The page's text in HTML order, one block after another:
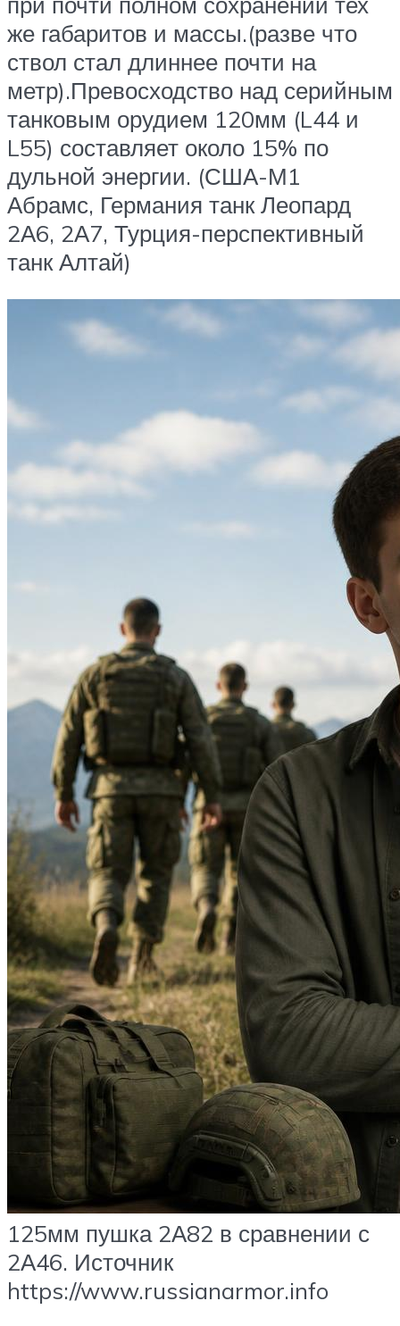
же габаритов и массы.(разве что
ствол стал длиннее почти на
метр).Превосходство над серийным
танковым орудием 120мм (L44 и
L55) составляет около 15% по
дульной энергии. (США-М1
Абрамс, Германия танк Леопард
2А6, 2А7, Турция-перспективный
танк Алтай)
125мм пушка 2А82 в сравнении с
2А46. Источник
https://www.russianarmor.info